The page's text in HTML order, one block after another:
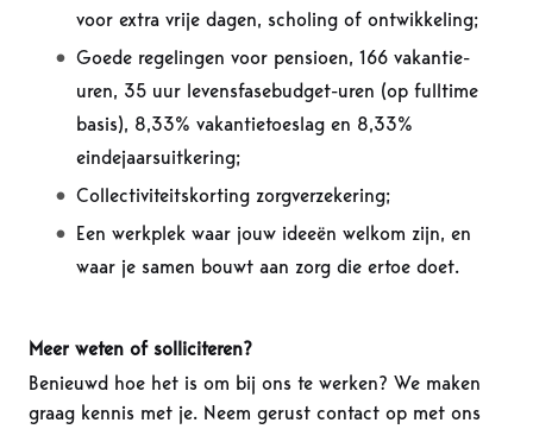
voor extra vrije dagen, scholing of ontwikkeling;
Goede regelingen voor pensioen, 166 vakantie-
uren, 35 uur levensfasebudget-uren (op fulltime
basis), 8,33% vakantietoeslag en 8,33%
eindejaarsuitkering;
Collectiviteitskorting zorgverzekering;
Een werkplek waar jouw ideeën welkom zijn, en
waar je samen bouwt aan zorg die ertoe doet.
Meer weten of solliciteren?
Benieuwd hoe het is om bij ons te werken? We maken
graag kennis met je. Neem gerust contact op met ons